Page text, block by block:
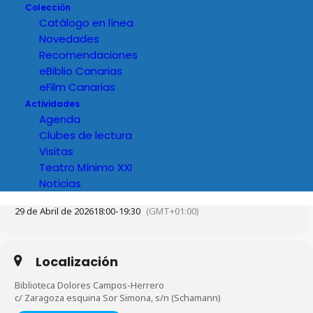
Colección
Catálogo en línea
Novedades
Recomendaciones
eBiblio Canarias
eFilm Canarias
Actividades
Agenda
Clubes de lectura
Visitas
Teatro Mínimo XXI
Noticias
Hora
29 de Abril de 202618:00-19:30 (GMT+01:00)
Localización
Biblioteca Dolores Campos-Herrero
c/ Zaragoza esquina Sor Simona, s/n (Schamann)